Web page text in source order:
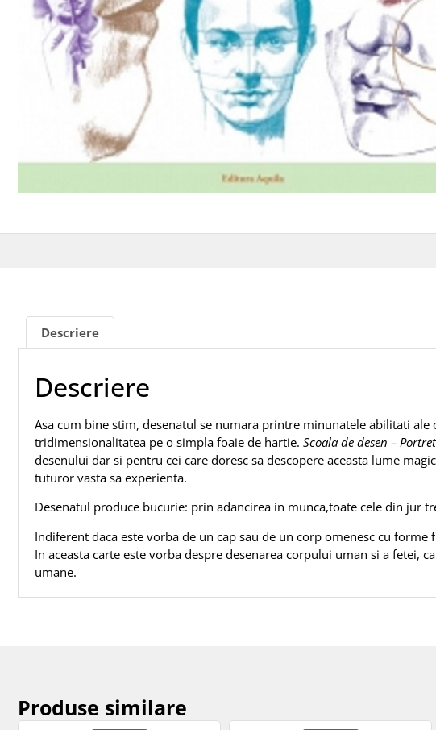
Descriere
Descriere
Asa cum bine stim, desenatul se numara printre minunatele abilitati
tridimensionalitatea pe o simpla foaie de hartie. Scoala de desen –
desenului dar si pentru cei care doresc sa descopere aceasta lume
tuturor vasta sa experienta.
Desenatul produce bucurie: prin adancirea in munca,toate cele din jur
Indiferent daca este vorba de un cap sau de un corp omenesc cu
In aceasta carte este vorba despre desenarea corpului uman si a
umane.
Produse similare